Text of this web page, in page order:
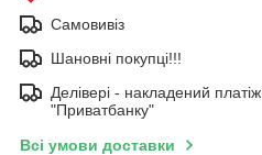
Самовивіз
Шановні покупці!!!
Делівері - накладений
"Приватбанку"
Всі умови доставки